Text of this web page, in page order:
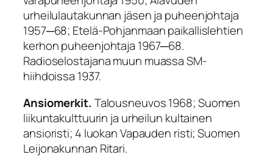
urheilulautakunnan jäsen ja puheenjohtaja
1957─68; Etelä-Pohjanmaan paikallislehtien
kerhon puheenjohtaja 1967─68.
Radioselostajana muun muassa SM-
hiihdoissa 1937.
Ansiomerkit. Talousneuvos 1968; Suomen
liikuntakulttuurin ja urheilun kultainen
ansioristi; 4 luokan Vapauden risti; Suomen
Leijonakunnan Ritari.